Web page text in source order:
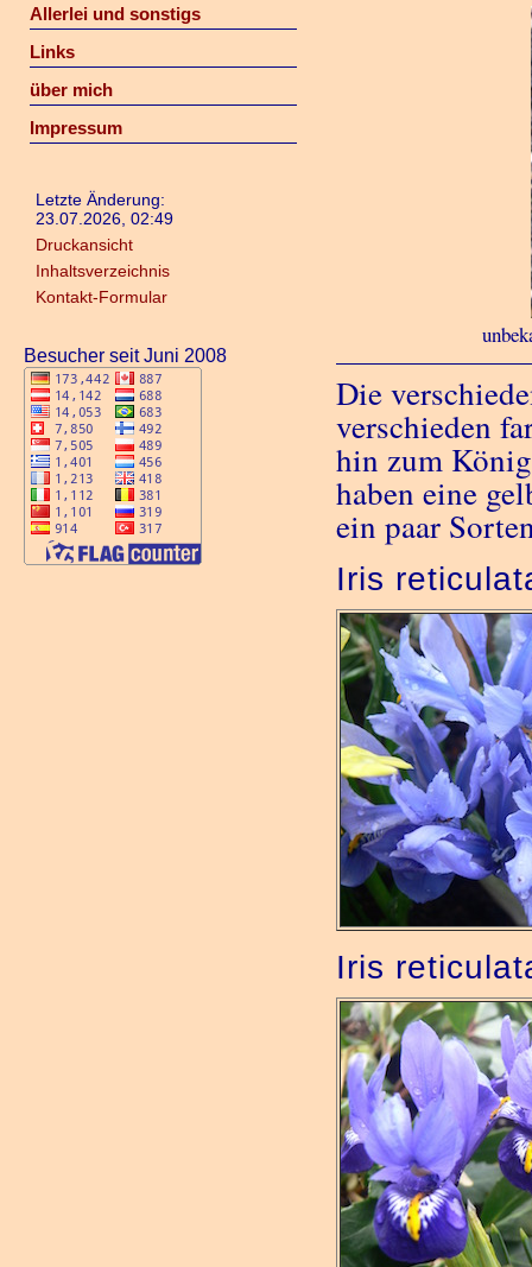
Allerlei und sonstigs
Links
über mich
Impressum
Letzte Änderung:
23.07.2026, 02:49
Druckansicht
Inhaltsverzeichnis
Kontakt-Formular
Besucher seit Juni 2008
Die
verschieden
hin zum
haben eine
ein paar
Iris
Iris